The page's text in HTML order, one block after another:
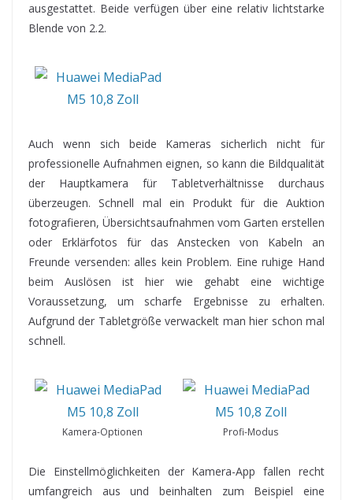
ausgestattet. Beide verfügen über eine relativ lichtstarke
Blende von 2.2.
Auch wenn sich beide Kameras sicherlich nicht für
professionelle Aufnahmen eignen, so kann die Bildqualität
der Hauptkamera für Tabletverhältnisse durchaus
überzeugen. Schnell mal ein Produkt für die Auktion
fotografieren, Übersichtsaufnahmen vom Garten erstellen
oder Erklärfotos für das Anstecken von Kabeln an
Freunde versenden: alles kein Problem. Eine ruhige Hand
beim Auslösen ist hier wie gehabt eine wichtige
Voraussetzung, um scharfe Ergebnisse zu erhalten.
Aufgrund der Tabletgröße verwackelt man hier schon mal
schnell.
Kamera-Optionen Profi-Modus
Die Einstellmöglichkeiten der Kamera-App fallen recht
umfangreich aus und beinhalten zum Beispiel eine